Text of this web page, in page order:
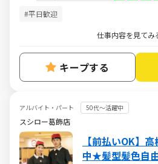
#平日歓迎
仕事内容を見てみ
キープする
アルバイト・パート 50代～活躍中
スシロー葛飾店
【前払いOK】
中★髪型髪色自